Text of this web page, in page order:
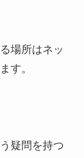
場所はネッ
す。
疑問を持つ